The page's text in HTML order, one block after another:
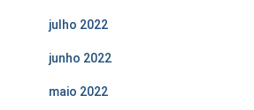
julho 2022
junho 2022
maio 2022